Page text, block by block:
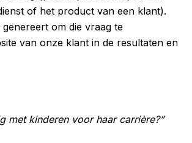
of het product van een klant).
om die vraag te
van onze klant in de resultaten en
met kinderen voor haar carrière?”